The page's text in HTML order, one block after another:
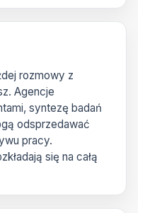
rozmowy z
Agencje
syntezę badań
odsprzedawać
pracy.
się na całą